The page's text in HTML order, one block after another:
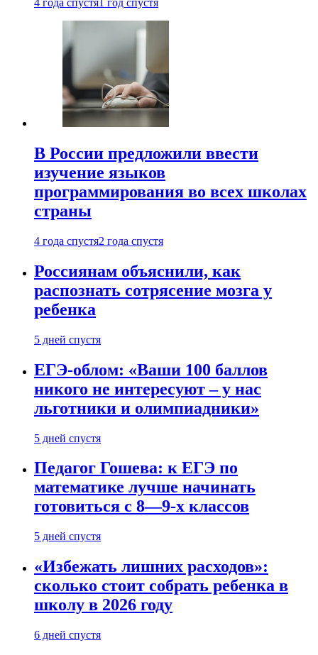
4 года спустя 1 год спустя
В России предложили ввести
изучение языков
программирования во всех школах
страны
4 года спустя2 года спустя
Россиянам объяснили, как
распознать сотрясение мозга у
ребенка
5 дней спустя
ЕГЭ-облом: «Ваши 100 баллов
никого не интересуют – у нас
льготники и олимпиадники»
5 дней спустя
Педагог Гошева: к ЕГЭ по
математике лучше начинать
готовиться с 8—9-х классов
5 дней спустя
«Избежать лишних расходов»:
сколько стоит собрать ребенка в
школу в 2026 году
6 дней спустя